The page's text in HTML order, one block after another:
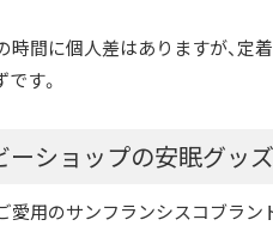
間に個人差はありますが、定
す。
ーショップの安眠グッ
用のサンフランシスコブラン